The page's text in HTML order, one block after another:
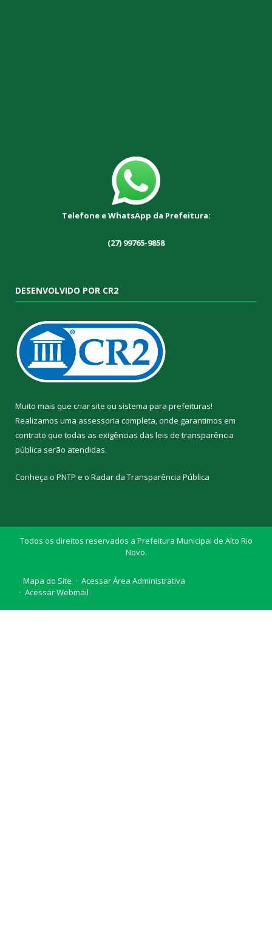
Telefone e WhatsApp da Prefeitura:
(27) 99765-9858
DESENVOLVIDO POR CR2
Muito mais que criar site ou sistema para prefeituras!
Realizamos uma assessoria completa, onde garantimos em
contrato que todas as exigências das leis de transparência
pública serão atendidas.
Conheça o PNTP e o Radar da Transparência Pública
Todos os direitos reservados a Prefeitura Municipal de Alto Rio
Novo.
Mapa do Site
Acessar Área Administrativa
Acessar Webmail